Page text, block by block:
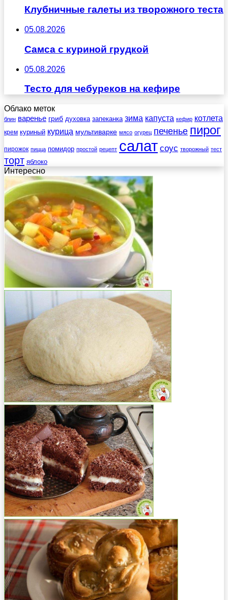
Клубничные галеты из творожного теста
05.08.2026
Самса с куриной грудкой
05.08.2026
Тесто для чебуреков на кефире
Облако меток
блин варенье гриб духовка запеканка зима капуста кефир котлета
крем куриный курица мультиварке мясо огурец печенье пирог
пирожок пицца помидор простой рецепт салат соус творожный тест
торт яблоко
Интересно